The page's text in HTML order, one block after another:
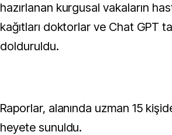
hazırlanan kurgusal vakaların
kağıtları doktorlar ve Chat GPT
dolduruldu.
Raporlar, alanında uzman 15
heyete sunuldu.